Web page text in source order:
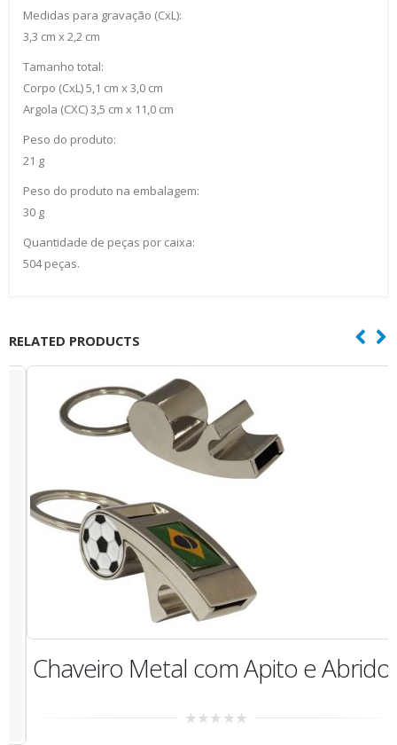
Medidas para gravação (CxL):
3,3 cm x 2,2 cm
Tamanho total:
Corpo (CxL) 5,1 cm x 3,0 cm
Argola (CXC) 3,5 cm x 11,0 cm
Peso do produto:
21 g
Peso do produto na embalagem:
30 g
Quantidade de peças por caixa:
504 peças.
RELATED PRODUCTS
Chaveiro Metal com Apito e Abridor